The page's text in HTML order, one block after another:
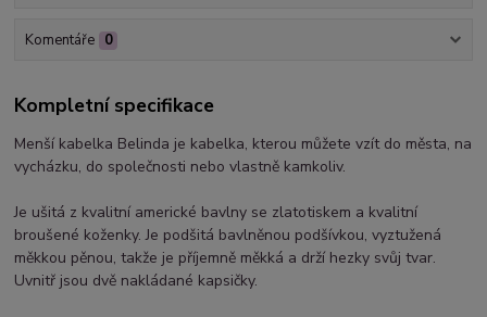
Komentáře 0
Kompletní specifikace
Menší kabelka Belinda je kabelka, kterou můžete vzít do města, na
vycházku, do společnosti nebo vlastně kamkoliv.
Je ušitá z kvalitní americké bavlny se zlatotiskem a kvalitní
broušené koženky. Je podšitá bavlněnou podšívkou, vyztužená
měkkou pěnou, takže je příjemně měkká a drží hezky svůj tvar.
Uvnitř jsou dvě nakládané kapsičky.